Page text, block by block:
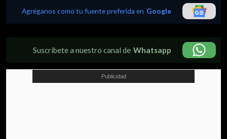
Agréganos como tu fuente preferida en Google
Suscríbete a nuestro canal de Whatsapp